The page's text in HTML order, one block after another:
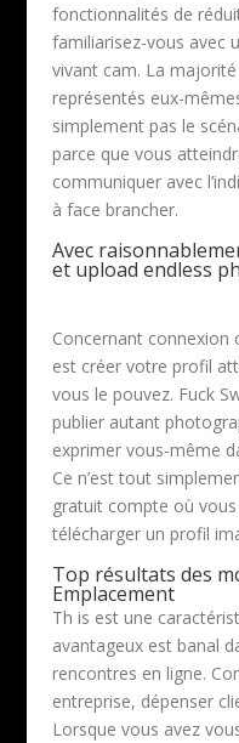
fonctionnalités de
familiarisez-vous avec
vivant cam. La
représentés eux-
simplement pas le
parce que vous
communiquer avec
à face brancher.
Avec
et upload endless
Concernant connexion
est créer votre profil
vous le pouvez. Fuck
publier autant
exprimer vous-même
Ce n’est tout
gratuit compte où
télécharger un profil
Top résultats des
Emplacement
Th is est une
avantageux est banal
rencontres en ligne.
entreprise, dépenser
Lorsque vous avez